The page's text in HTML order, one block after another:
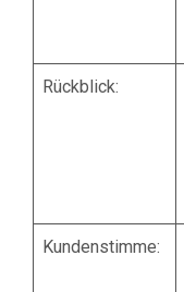
Rückblick:
Kundenstimme: